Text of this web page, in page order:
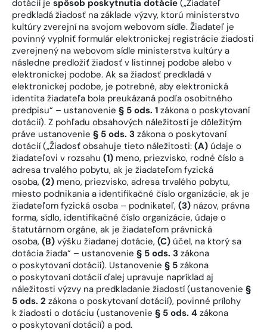
dotácií je spôsob poskytnutia dotácie („Žiadateľ
predkladá žiadosť na základe výzvy, ktorú ministerstvo
kultúry zverejní na svojom webovom sídle. Žiadateľ je
povinný vyplniť formulár elektronickej registrácie žiadosti
zverejnený na webovom sídle ministerstva kultúry a
následne predložiť žiadosť v listinnej podobe alebo v
elektronickej podobe. Ak sa žiadosť predkladá v
elektronickej podobe, je potrebné, aby elektronická
identita žiadateľa bola preukázaná podľa osobitného
predpisu“ – ustanovenie § 5 ods. 1 zákona o poskytovaní
dotácií). Z pohľadu obsahových náležitostí je dôležitým
práve ustanovenie § 5 ods. 3 zákona o poskytovaní
dotácií („Žiadosť obsahuje tieto náležitosti: (A) údaje o
žiadateľovi v rozsahu (1) meno, priezvisko, rodné číslo a
adresa trvalého pobytu, ak je žiadateľom fyzická
osoba, (2) meno, priezvisko, adresa trvalého pobytu,
miesto podnikania a identifikačné číslo organizácie, ak je
žiadateľom fyzická osoba – podnikateľ, (3) názov, právna
forma, sídlo, identifikačné číslo organizácie, údaje o
štatutárnom orgáne, ak je žiadateľom právnická
osoba, (B) výšku žiadanej dotácie, (C) účel, na ktorý sa
dotácia žiada“ – ustanovenie § 5 ods. 3 zákona
o poskytovaní dotácií). Ustanovenie § 5 zákona
o poskytovaní dotácií ďalej upravuje napríklad aj
náležitosti výzvy na predkladanie žiadostí (ustanovenie §
5 ods. 2 zákona o poskytovaní dotácií), povinné prílohy
k žiadosti o dotáciu (ustanovenie § 5 ods. 4 zákona
o poskytovaní dotácií) a pod.